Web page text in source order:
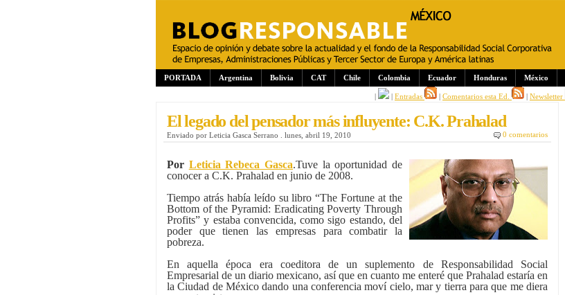
PORTADA Argentina Bolivia CAT Chile Colombia Ecuador Honduras México
| | Entradas | Comentarios esta Ed. | Newsletter
El legado del pensador más influyente: C.K. Prahalad
Enviado por Leticia Gasca Serrano lunes, abril 19, 2010 0 comentarios
Por Leticia Rebeca Gasca.Tuve la oportunidad de
conocer a C.K. Prahalad en junio de 2008.
Tiempo atrás había leído su libro “The Fortune at the
Bottom of the Pyramid: Eradicating Poverty Through
Profits” y estaba convencida, como sigo estando, del
poder que tienen las empresas para combatir la
pobreza.
En aquella época era coeditora de un suplemento de Responsabilidad Social
Empresarial de un diario mexicano, así que en cuanto me enteré que Prahalad estaría en
la Ciudad de México dando una conferencia moví cielo, mar y tierra para que me diera